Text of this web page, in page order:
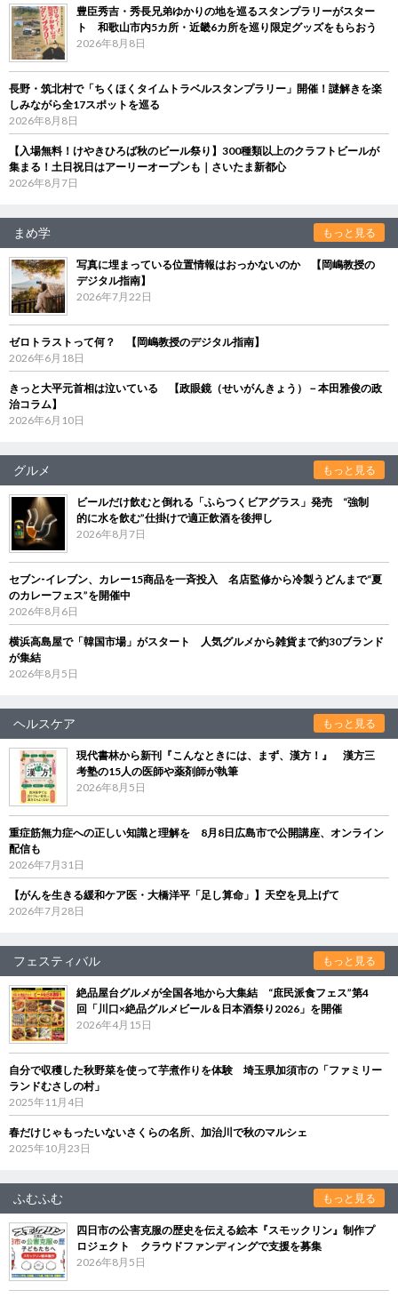
豊臣秀吉・秀長兄弟ゆかりの地を巡るスタンプラリーがスター
ト 和歌山市内5カ所・近畿6カ所を巡り限定グッズをもらおう
2026年8月8日
長野・筑北村で「ちくほくタイムトラベルスタンプラリー」開催！謎解きを楽
しみながら全17スポットを巡る
2026年8月8日
【入場無料！けやきひろば秋のビール祭り】300種類以上のクラフトビールが
集まる！土日祝日はアーリーオープンも｜さいたま新都心
2026年8月7日
まめ学 もっと見る
写真に埋まっている位置情報はおっかないのか 【岡嶋教授の
デジタル指南】
2026年7月22日
ゼロトラストって何？ 【岡嶋教授のデジタル指南】
2026年6月18日
きっと大平元首相は泣いている 【政眼鏡（せいがんきょう）－本田雅俊の政
治コラム】
2026年6月10日
グルメ もっと見る
ビールだけ飲むと倒れる「ふらつくビアグラス」発売 “強制
的に水を飲む”仕掛けで適正飲酒を後押し
2026年8月7日
セブン‐イレブン、カレー15商品を一斉投入 名店監修から冷製うどんまで“夏
のカレーフェス”を開催中
2026年8月6日
横浜高島屋で「韓国市場」がスタート 人気グルメから雑貨まで約30ブランド
が集結
2026年8月5日
ヘルスケア もっと見る
現代書林から新刊『こんなときには、まず、漢方！』 漢方三
考塾の15人の医師や薬剤師が執筆
2026年8月5日
重症筋無力症への正しい知識と理解を 8月8日広島市で公開講座、オンライン
配信も
2026年7月31日
【がんを生きる緩和ケア医・大橋洋平「足し算命」】天空を見上げて
2026年7月28日
フェスティバル もっと見る
絶品屋台グルメが全国各地から大集結 “庶民派食フェス”第4
回「川口×絶品グルメビール＆日本酒祭り2026」を開催
2026年4月15日
自分で収穫した秋野菜を使って芋煮作りを体験 埼玉県加須市の「ファミリー
ランドむさしの村」
2025年11月4日
春だけじゃもったいないさくらの名所、加治川で秋のマルシェ
2025年10月23日
ふむふむ もっと見る
四日市の公害克服の歴史を伝える絵本『スモックリン』制作プ
ロジェクト クラウドファンディングで支援を募集
2026年8月5日